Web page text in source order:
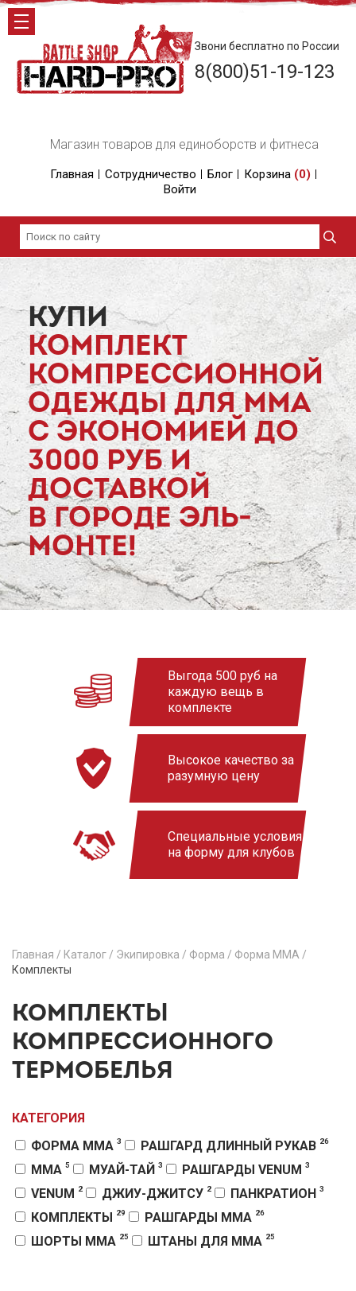
Магазин товаров для единоборств и фитнеса
Главная Сотрудничество Блог Корзина (0)
Войти
Звони бесплатно по России
8(800)51-19-123
КУПИ
КОМПЛЕКТ
КОМПРЕССИОННОЙ
ОДЕЖДЫ ДЛЯ MMA
С ЭКОНОМИЕЙ ДО
3000 РУБ И
ДОСТАВКОЙ
В ГОРОДЕ ЭЛЬ-
МОНТЕ!
Выгода 500 руб на
каждую вещь в
комплекте
Высокое качество за
разумную цену
Специальные условия
на форму для клубов
Главная / Каталог / Экипировка / Форма / Форма MMA /
Комплекты
КОМПЛЕКТЫ
КОМПРЕССИОННОГО
ТЕРМОБЕЛЬЯ
КАТЕГОРИЯ
ФОРМА MMA 3 РАШГАРД ДЛИННЫЙ РУКАВ 26
MMA 5 МУАЙ-ТАЙ 3 РАШГАРДЫ VENUM 3
VENUM 2 ДЖИУ-ДЖИТСУ 2 ПАНКРАТИОН 3
КОМПЛЕКТЫ 29 РАШГАРДЫ MMA 26
ШОРТЫ MMA 25 ШТАНЫ ДЛЯ MMA 25